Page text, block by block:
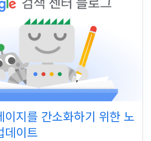
이지를 간소화하기 위한 노
데이트